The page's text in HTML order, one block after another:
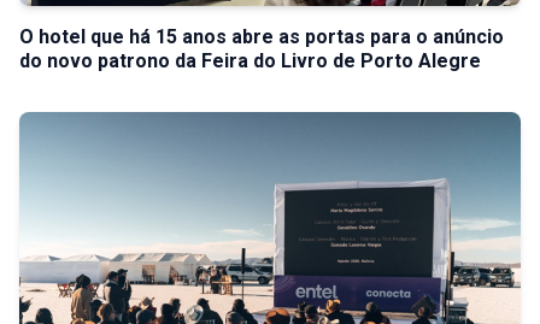
O hotel que há 15 anos abre as portas para o anúncio
do novo patrono da Feira do Livro de Porto Alegre